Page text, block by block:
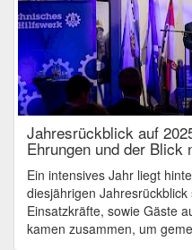
Jahresrückblick auf
Ehrungen und der Blick
Ein intensives Jahr liegt
diesjährigen
Einsatzkräfte, sowie Gäste
kamen zusammen, um